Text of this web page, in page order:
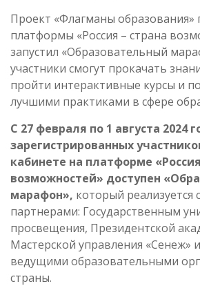
Проект «Флагманы образования»
платформы «Россия – страна
запустил «Образовательный
участники смогут прокачать
пройти интерактивные курсы и
лучшими практиками в сфере
С 27 февраля по 1 августа 2024
зарегистрированных
кабинете на платформе
возможностей» доступен
марафон», который реализуется
партнерами: Государственным
просвещения, Президентской
Мастерской управления «Сенеж»
ведущими образовательными
страны.